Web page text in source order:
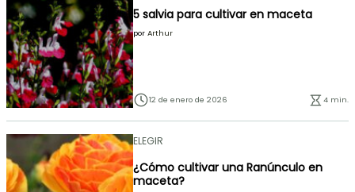
5 salvia para cultivar en maceta
por Arthur
12 de enero de 2026 4 min.
ELEGIR
¿Cómo cultivar una Ranúnculo en
maceta?